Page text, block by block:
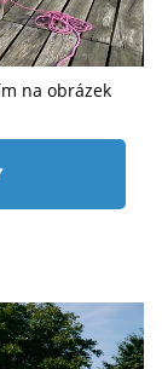
na obrázek